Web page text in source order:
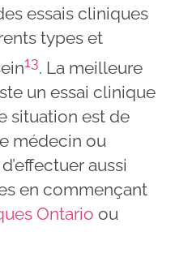
essais cliniques
types et
13. La meilleure
un essai clinique
situation est de
médecin ou
aussi
en commençant
Ontario ou